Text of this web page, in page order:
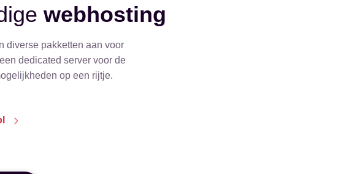
webhosting
diverse pakketten aan voor
dedicated server voor de
op een rijtje.